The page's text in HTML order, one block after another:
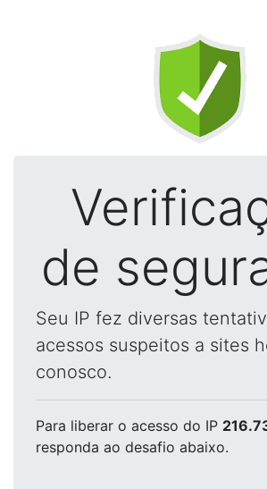
de
Seu IP fez diversas
acessos suspeitos a sites
conosco.
Para liberar o acesso do IP
responda ao desafio abaixo.